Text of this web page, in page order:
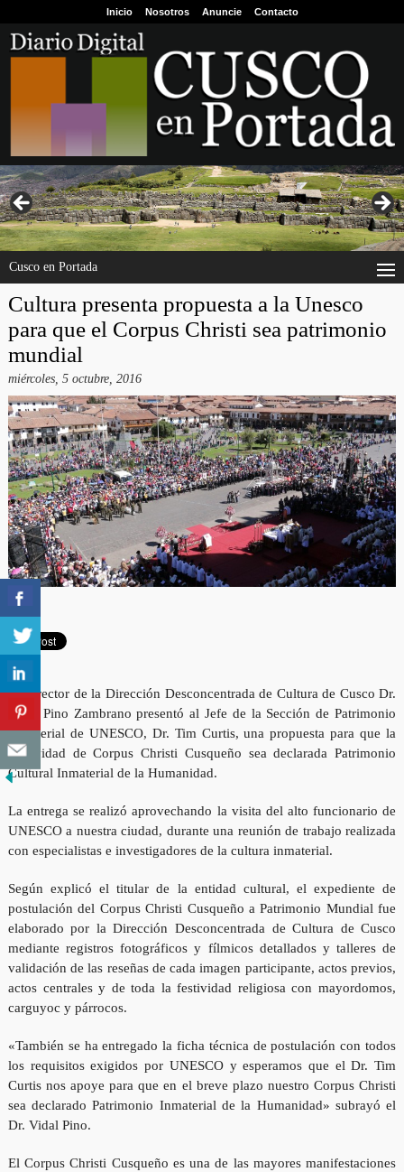
Inicio Nosotros Anuncie Contacto
Cusco en Portada
Cultura presenta propuesta a la Unesco
para que el Corpus Christi sea patrimonio
mundial
miércoles, 5 octubre, 2016
El Director de la Dirección Desconcentrada de Cultura de Cusco Dr.
Vidal Pino Zambrano presentó al Jefe de la Sección de Patrimonio
Inmaterial de UNESCO, Dr. Tim Curtis, una propuesta para que la
Festividad de Corpus Christi Cusqueño sea declarada Patrimonio
Cultural Inmaterial de la Humanidad.
La entrega se realizó aprovechando la visita del alto funcionario de
UNESCO a nuestra ciudad, durante una reunión de trabajo realizada
con especialistas e investigadores de la cultura inmaterial.
Según explicó el titular de la entidad cultural, el expediente de
postulación del Corpus Christi Cusqueño a Patrimonio Mundial fue
elaborado por la Dirección Desconcentrada de Cultura de Cusco
mediante registros fotográficos y fílmicos detallados y talleres de
validación de las reseñas de cada imagen participante, actos previos,
actos centrales y de toda la festividad religiosa con mayordomos,
carguyoc y párrocos.
«También se ha entregado la ficha técnica de postulación con todos
los requisitos exigidos por UNESCO y esperamos que el Dr. Tim
Curtis nos apoye para que en el breve plazo nuestro Corpus Christi
sea declarado Patrimonio Inmaterial de la Humanidad» subrayó el
Dr. Vidal Pino.
El Corpus Christi Cusqueño es una de las mayores manifestaciones